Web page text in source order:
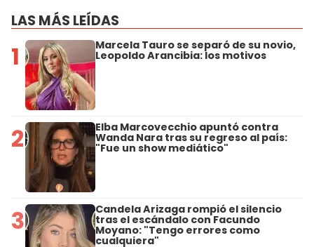
LAS MÁS LEÍDAS
1 Marcela Tauro se separó de su novio,
Leopoldo Arancibia: los motivos
2 Elba Marcovecchio apuntó contra
Wanda Nara tras su regreso al país:
"Fue un show mediático"
3 Candela Arizaga rompió el silencio
tras el escándalo con Facundo
Moyano: "Tengo errores como
cualquiera"